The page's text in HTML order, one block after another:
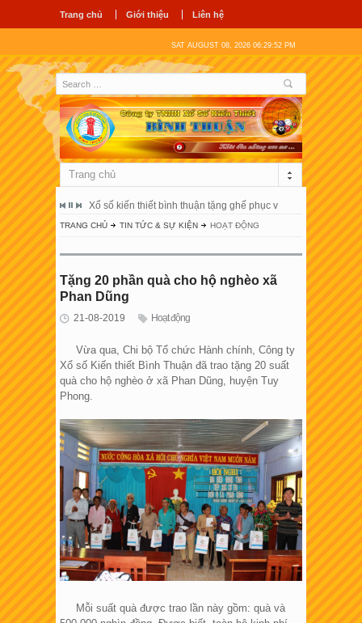
Trang chủ Giới thiệu Liên hệ
SAT AUGUST 08, 2026 06:29:53 PM
Trang chủ
vương Xổ số kiến thiết bình thuận tặng ghế phục vụ người bệnh tại
Công ty
TRANG CHỦ TIN TỨC & SỰ KIỆN HOẠT ĐỘNG
Tặng 20 phần quà cho hộ nghèo xã
Phan Dũng
21-08-2019 Hoạt động
Vừa qua, Chi bộ Tổ chức Hành chính, Công ty
Xổ số Kiến thiết Bình Thuận đã trao tặng 20 suất
quà cho hộ nghèo ở xã Phan Dũng, huyện Tuy
Phong.
Mỗi suất quà được trao lần này gồm: quà và